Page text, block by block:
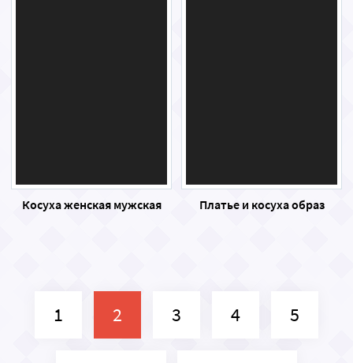
Косуха женская мужская Платье и косуха образ
1 2 3 4 5